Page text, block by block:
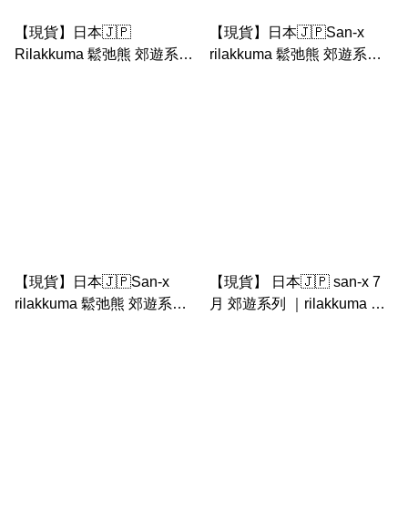
【現貨】日本🇯🇵
Rilakkuma 鬆弛熊 郊遊系列
【現貨】日本🇯🇵San-x
rilakkuma 鬆弛熊 郊遊系列
【現貨】日本🇯🇵San-x
rilakkuma 鬆弛熊 郊遊系列
【現貨】 日本🇯🇵 san-x 7
月 郊遊系列 ｜rilakkuma 鬆